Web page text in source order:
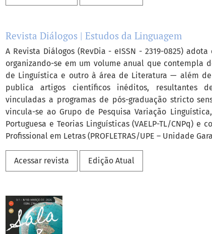
Revista Diálogos | Estudos da Linguagem
A Revista Diálogos (RevDia - eISSN - 2319-0825)
organizando-se em um volume anual que contempla
de Linguística e outro à área de Literatura — além
publica artigos científicos inéditos, resultantes
vinculadas a programas de pós-graduação stricto
vincula-se ao Grupo de Pesquisa Variação
Portuguesa e Teorias Linguísticas (VAELP-TL/CNPq)
Profissional em Letras (PROFLETRAS/UPE – Unidade
Acessar revista Edição Atual